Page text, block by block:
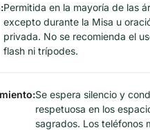
Permitida en la mayoría de las
excepto durante la Misa u
privada. No se recomienda el
flash ni trípodes.
Se espera silencio y
respetuosa en los
sagrados. Los teléfonos